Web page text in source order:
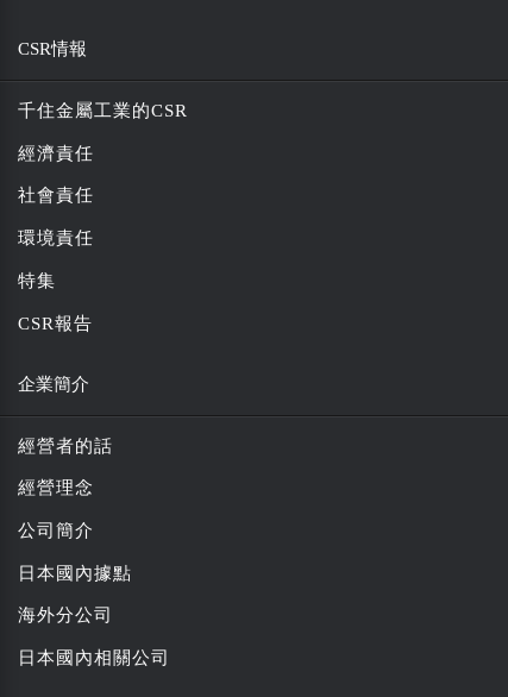
CSR情報
千住金屬工業的CSR
經濟責任
社會責任
環境責任
特集
CSR報告
企業簡介
經營者的話
經營理念
公司簡介
日本國內據點
海外分公司
日本國內相關公司